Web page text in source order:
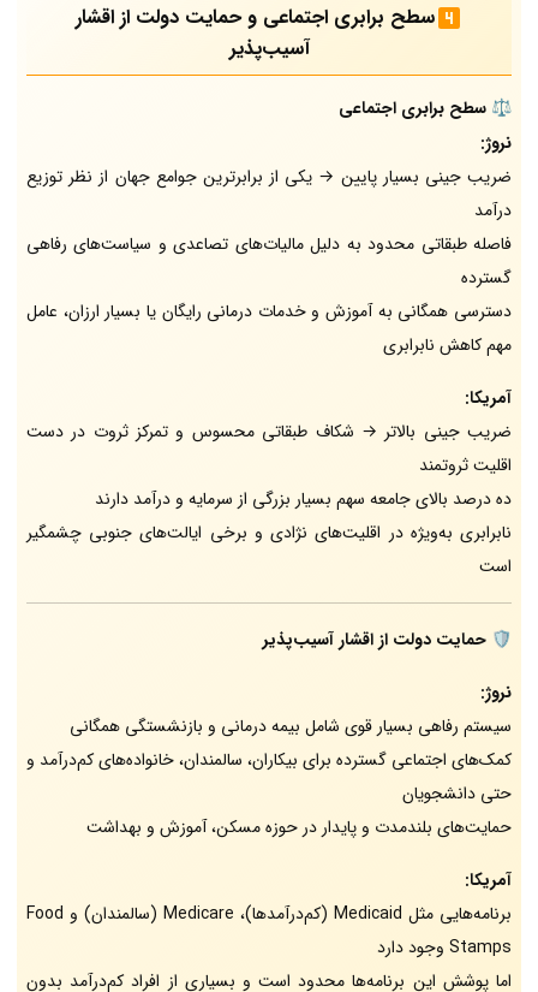
سطح برابری اجتماعی و حمایت دولت از اقشار
آسیب‌پذیر
⚖️ سطح برابری اجتماعی
نروژ:
ضریب جینی بسیار پایین → یکی از برابرترین جوامع جهان از نظر توزیع
درآمد
فاصله طبقاتی محدود به دلیل مالیات‌های تصاعدی و سیاست‌های رفاهی
گسترده
دسترسی همگانی به آموزش و خدمات درمانی رایگان یا بسیار ارزان، عامل
مهم کاهش نابرابری
آمریکا:
ضریب جینی بالاتر → شکاف طبقاتی محسوس و تمرکز ثروت در دست
اقلیت ثروتمند
ده درصد بالای جامعه سهم بسیار بزرگی از سرمایه و درآمد دارند
نابرابری به‌ویژه در اقلیت‌های نژادی و برخی ایالت‌های جنوبی چشمگیر
است
🛡️ حمایت دولت از اقشار آسیب‌پذیر
نروژ:
سیستم رفاهی بسیار قوی شامل بیمه درمانی و بازنشستگی همگانی
کمک‌های اجتماعی گسترده برای بیکاران، سالمندان، خانواده‌های کم‌درآمد و
حتی دانشجویان
حمایت‌های بلندمدت و پایدار در حوزه مسکن، آموزش و بهداشت
آمریکا:
برنامه‌هایی مثل Medicaid (کم‌درآمدها)، Medicare (سالمندان) و Food
Stamps وجود دارد
اما پوشش این برنامه‌ها محدود است و بسیاری از افراد کم‌درآمد بدون